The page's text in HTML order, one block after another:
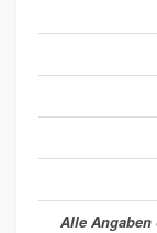
Alle Angaben